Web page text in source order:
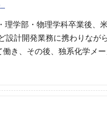
理学部・物理学科卒業後、
設計開発業務に携わりなが
き、その後、独系化学メー